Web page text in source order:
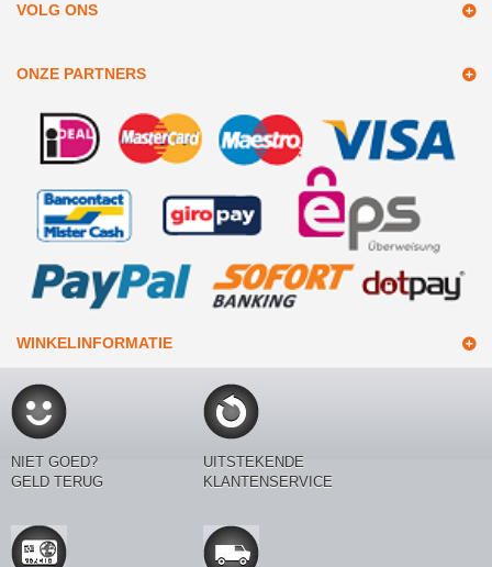
VOLG ONS
ONZE PARTNERS
WINKELINFORMATIE
NIET GOED?
GELD TERUG
UITSTEKENDE
KLANTENSERVICE